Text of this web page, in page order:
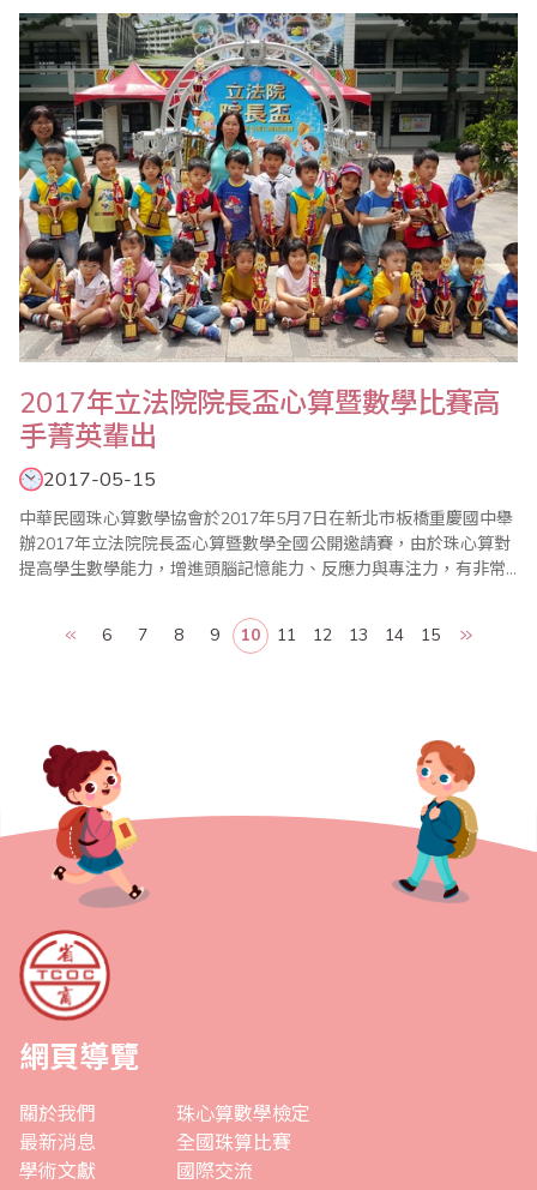
今年增加高中組，試題依各組程度分級進行，其中以第三科限時40
秒加減算最為激烈，家長及指導老師均到場關心，並於會場二樓看
台觀看比賽情形，彷彿一場聯考，檢視..
2017年立法院院長盃心算暨數學比賽高
手菁英輩出
2017-05-15
中華民國珠心算數學協會於2017年5月7日在新北市板橋重慶國中舉
辦2017年立法院院長盃心算暨數學全國公開邀請賽，由於珠心算對
提高學生數學能力，增進頭腦記憶能力、反應力與專注力，有非常
會考，一場結合「專心」、「細心」、「耐心」的比賽，光是監考
老師就動員一百多位，此賽乃訓練選手的膽識，讓學子們知道如何
6 7 8 9 10 11 12 13 14 15
網頁導覽
關於我們
最新消息
學術文獻
珠心算數學檢定
全國珠算比賽
國際交流